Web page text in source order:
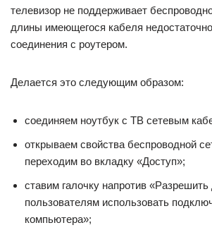
телевизор не поддерживает
длины имеющегося кабеля
соединения с роутером.
Делается это следующим образом:
соединяем ноутбук с ТВ сетевым
открываем свойства беспроводной
переходим во вкладку «Доступ»;
ставим галочку напротив «Разрешить
пользователям использовать
компьютера»;